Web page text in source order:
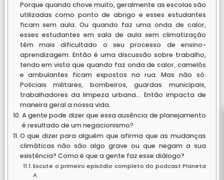
Porque quando chove muito, geralmente as escolas são
utilizadas como ponto de abrigo e esses estudantes
ficam sem aula. Ou quando faz uma onda de calor,
esses estudantes em sala de aula sem climatização
têm mais dificultado o seu processo de ensino-
aprendizagem. Então é uma discussão sobre trabalho,
tendo em vista que quando faz onda de calor, camelôs
e ambulantes ficam expostos na rua. Mas não só.
Policiais militares, bombeiros, guardas municipais,
trabalhadores da limpeza urbana… Então impacta de
maneira geral a nossa vida.
A gente pode dizer que essa ausência de planejamento
é resultado de um negacionismo?
O que dizer para alguém que afirma que as mudanças
climáticas não são algo grave ou que negam a sua
existência? Como é que a gente faz esse diálogo?
Escute o primeiro episódio completo do podcast Planeta
A